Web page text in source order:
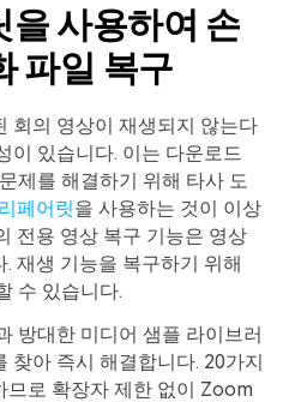
사용하여 손
파일 복구
회의 영상이 재생되지 않는다
이 있습니다. 이는 다운로드
제를 해결하기 위해 타사 도
리페어릿을 사용하는 것이 이상
전용 영상 복구 기능은 영상
재생 기능을 복구하기 위해
수 있습니다.
방대한 미디어 샘플 라이브러
찾아 즉시 해결합니다. 20가지
므로 확장자 제한 없이 Zoom